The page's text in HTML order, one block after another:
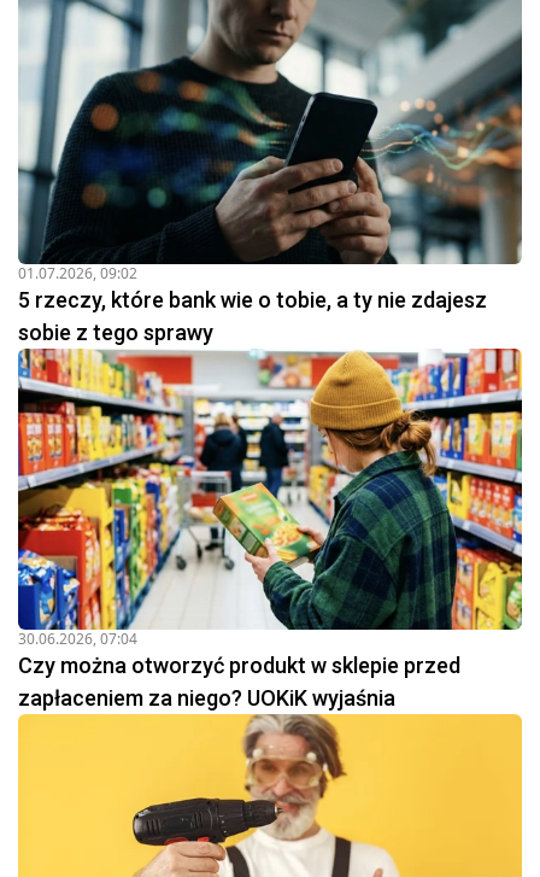
01.07.2026, 09:02
5 rzeczy, które bank wie o tobie, a ty nie zdajesz
sobie z tego sprawy
30.06.2026, 07:04
Czy można otworzyć produkt w sklepie przed
zapłaceniem za niego? UOKiK wyjaśnia